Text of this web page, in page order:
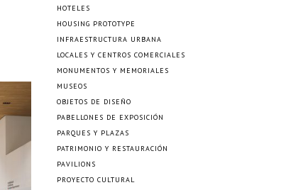
HOTELES
HOUSING PROTOTYPE
INFRAESTRUCTURA URBANA
LOCALES Y CENTROS COMERCIALES
MONUMENTOS Y MEMORIALES
MUSEOS
OBJETOS DE DISEÑO
PABELLONES DE EXPOSICIÓN
PARQUES Y PLAZAS
PATRIMONIO Y RESTAURACIÓN
PAVILIONS
PROYECTO CULTURAL